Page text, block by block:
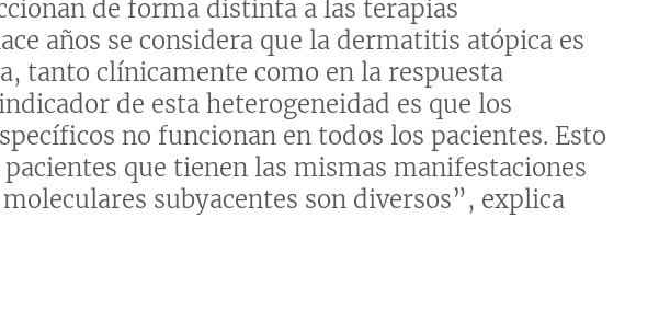
de forma distinta a las terapias
años se considera que la dermatitis atópica es
tanto clínicamente como en la respuesta
de esta heterogeneidad es que los
no funcionan en todos los pacientes. Esto
que tienen las mismas manifestaciones
subyacentes son diversos”, explica